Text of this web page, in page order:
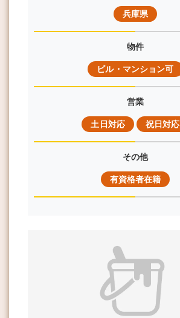
兵庫県
物件
ビル・マンション可
営業
土日対応 祝日対応
その他
有資格者在籍